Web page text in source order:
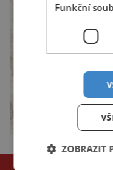
Funkční
ZOBRAZIT